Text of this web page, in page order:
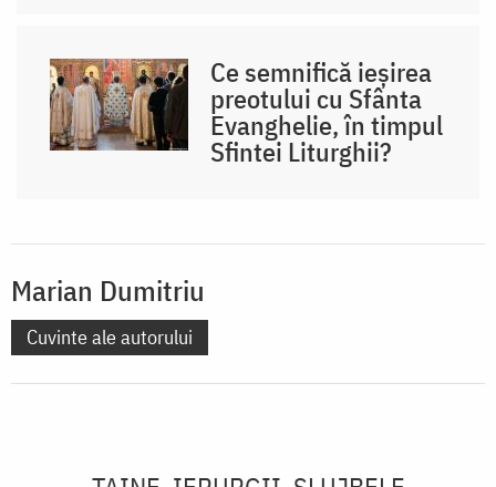
Ce semnifică ieșirea
preotului cu Sfânta
Evanghelie, în timpul
Sfintei Liturghii?
Marian Dumitriu
Cuvinte ale autorului